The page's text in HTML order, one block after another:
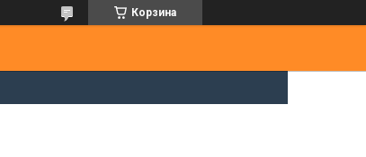
Корзина